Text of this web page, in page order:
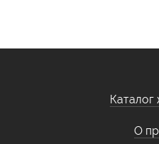
Каталог
О